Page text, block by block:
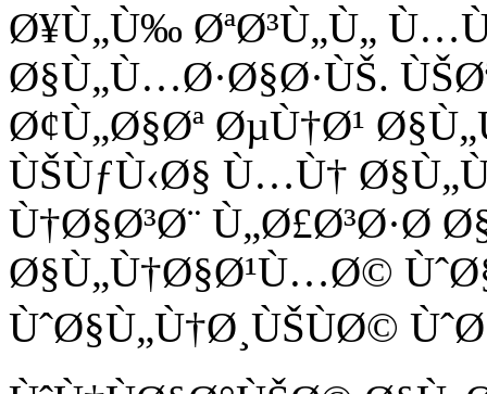
Ø¥Ù„Ù‰ ØªØ³Ù„Ù„
Ø§Ù„Ù…Ø·Ø§Ø·ÙŠ.
Ø¢Ù„Ø§Øª ØµÙ†Ø¹
ÙŠÙƒÙ‹Ø§ Ù…Ù†
Ù†Ø§Ø³Ø¨ Ù„Ø£Ø³Ø·Ø­
Ø§Ù„Ù†Ø§Ø¹Ù…Ø©
ÙˆØ§Ù„Ù†Ø¸ÙŠÙØ©